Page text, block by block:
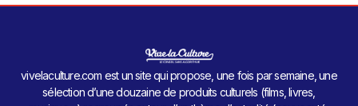
vivelaculture.com est un site qui propose, une fois par semaine, une
sélection d’une douzaine de produits culturels (films, livres,